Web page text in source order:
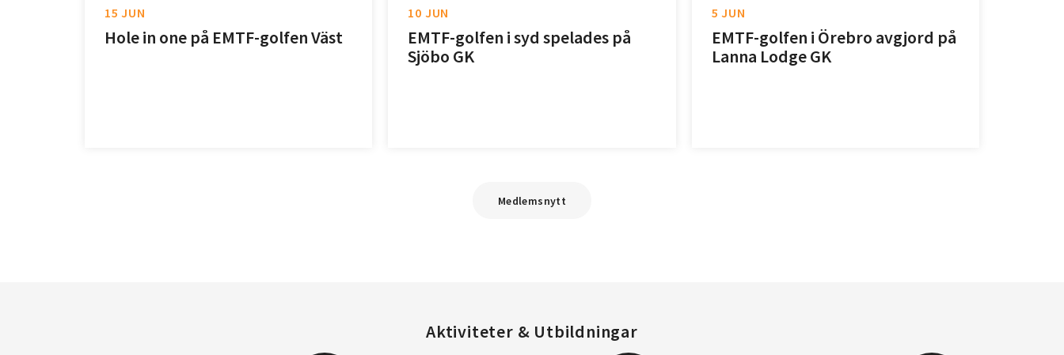
15 JUN
Hole in one på EMTF-golfen Väst
10 JUN
EMTF-golfen i syd spelades på
Sjöbo GK
5 JUN
EMTF-golfen i Örebro avgjord på
Lanna Lodge GK
Medlemsnytt
Aktiviteter & Utbildningar